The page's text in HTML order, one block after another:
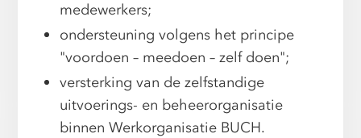
medewerkers;
ondersteuning volgens het principe
"voordoen – meedoen – zelf doen";
versterking van de zelfstandige
uitvoerings- en beheerorganisatie
binnen Werkorganisatie BUCH.